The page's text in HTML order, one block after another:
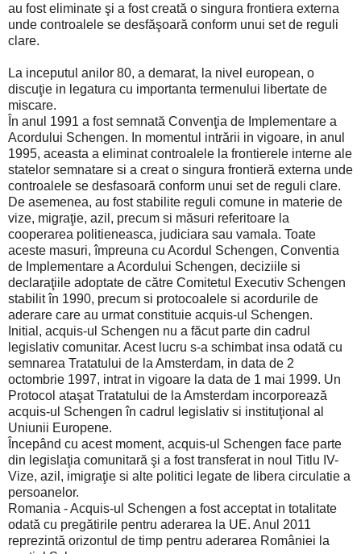
au fost eliminate şi a fost creată o singura frontiera externa
unde controalele se desfăşoară conform unui set de reguli
clare.
La inceputul anilor 80, a demarat, la nivel european, o
discuţie in legatura cu importanta termenului libertate de
miscare.
În anul 1991 a fost semnată Convenţia de Implementare a
Acordului Schengen. In momentul intrării in vigoare, in anul
1995, aceasta a eliminat controalele la frontierele interne ale
statelor semnatare si a creat o singura frontieră externa unde
controalele se desfasoară conform unui set de reguli clare.
De asemenea, au fost stabilite reguli comune in materie de
vize, migraţie, azil, precum si măsuri referitoare la
cooperarea politieneasca, judiciara sau vamala. Toate
aceste masuri, împreuna cu Acordul Schengen, Conventia
de Implementare a Acordului Schengen, deciziile si
declaraţiile adoptate de către Comitetul Executiv Schengen
stabilit în 1990, precum si protocoalele si acordurile de
aderare care au urmat constituie acquis-ul Schengen.
Initial, acquis-ul Schengen nu a făcut parte din cadrul
legislativ comunitar. Acest lucru s-a schimbat insa odată cu
semnarea Tratatului de la Amsterdam, in data de 2
octombrie 1997, intrat in vigoare la data de 1 mai 1999. Un
Protocol ataşat Tratatului de la Amsterdam incorporează
acquis-ul Schengen în cadrul legislativ si instituţional al
Uniunii Europene.
Începând cu acest moment, acquis-ul Schengen face parte
din legislaţia comunitară şi a fost transferat in noul Titlu IV-
Vize, azil, imigraţie si alte politici legate de libera circulatie a
persoanelor.
Romania - Acquis-ul Schengen a fost acceptat in totalitate
odată cu pregătirile pentru aderarea la UE. Anul 2011
reprezintă orizontul de timp pentru aderarea României la